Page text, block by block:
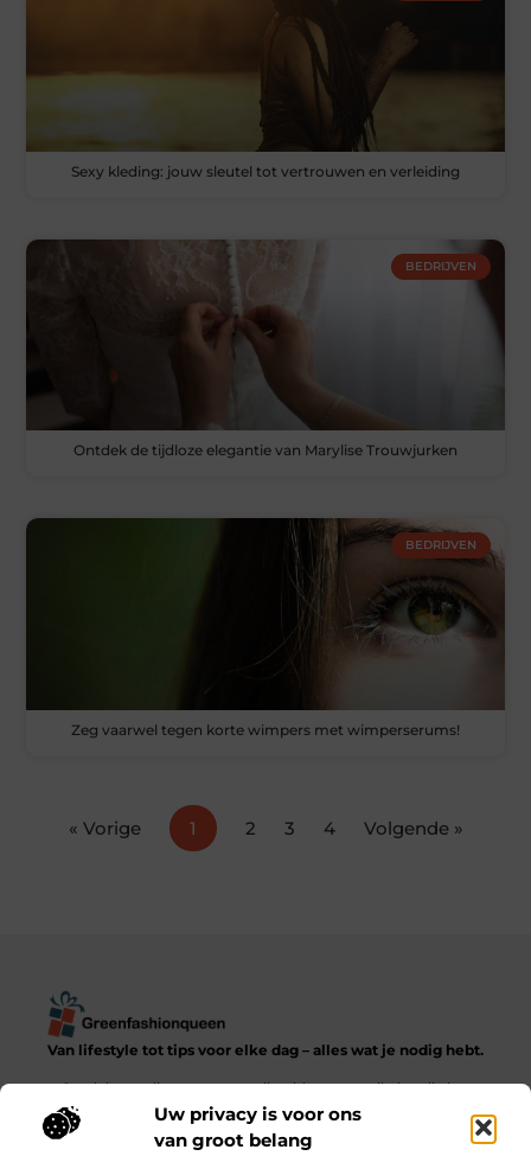
Uw privacy is voor ons
van groot belang
Sexy kleding: jouw sleutel tot vertrouwen en verleiding
BEDRIJVEN
Ontdek de tijdloze elegantie van Marylise Trouwjurken
BEDRIJVEN
Zeg vaarwel tegen korte wimpers met wimperserums!
« Vorige 1 2 3 4 Volgende »
Van lifestyle tot tips voor elke dag – alles wat je nodig hebt.
Ontdek een diverse verzameling blogs en artikelen die het
dagelijks leven in al zijn facetten verkennen, van praktische
adviezen tot inspirerende verhalen.